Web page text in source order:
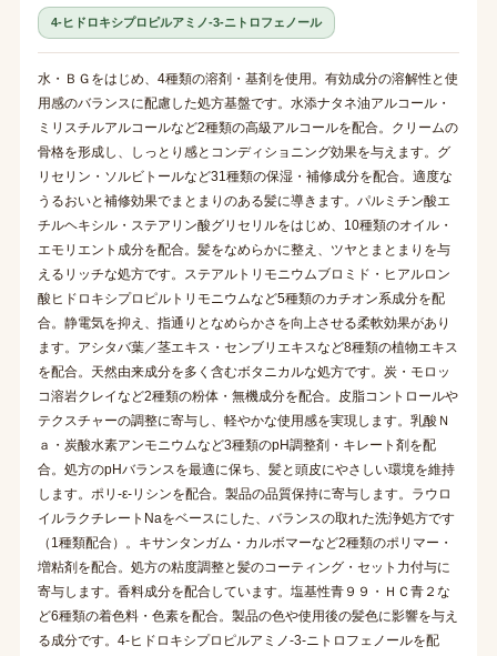
4-ヒドロキシプロピルアミノ-3-ニトロフェノール
水・ＢＧをはじめ、4種類の溶剤・基剤を使用。有効成分の溶解性と使
用感のバランスに配慮した処方基盤です。水添ナタネ油アルコール・
ミリスチルアルコールなど2種類の高級アルコールを配合。クリームの
骨格を形成し、しっとり感とコンディショニング効果を与えます。グ
リセリン・ソルビトールなど31種類の保湿・補修成分を配合。適度な
うるおいと補修効果でまとまりのある髪に導きます。パルミチン酸エ
チルヘキシル・ステアリン酸グリセリルをはじめ、10種類のオイル・
エモリエント成分を配合。髪をなめらかに整え、ツヤとまとまりを与
えるリッチな処方です。ステアルトリモニウムブロミド・ヒアルロン
酸ヒドロキシプロピルトリモニウムなど5種類のカチオン系成分を配
合。静電気を抑え、指通りとなめらかさを向上させる柔軟効果があり
ます。アシタバ葉／茎エキス・センブリエキスなど8種類の植物エキス
を配合。天然由来成分を多く含むボタニカルな処方です。炭・モロッ
コ溶岩クレイなど2種類の粉体・無機成分を配合。皮脂コントロールや
テクスチャーの調整に寄与し、軽やかな使用感を実現します。乳酸Ｎ
ａ・炭酸水素アンモニウムなど3種類のpH調整剤・キレート剤を配
合。処方のpHバランスを最適に保ち、髪と頭皮にやさしい環境を維持
します。ポリ-ε-リシンを配合。製品の品質保持に寄与します。ラウロ
イルラクチレートNaをベースにした、バランスの取れた洗浄処方です
（1種類配合）。キサンタンガム・カルボマーなど2種類のポリマー・
増粘剤を配合。処方の粘度調整と髪のコーティング・セット力付与に
寄与します。香料成分を配合しています。塩基性青９９・ＨＣ青２な
ど6種類の着色料・色素を配合。製品の色や使用後の髪色に影響を与え
る成分です。4-ヒドロキシプロピルアミノ-3-ニトロフェノールを配